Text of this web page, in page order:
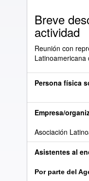
Breve
actividad
Reunión con
Latinoamericana
Persona física
Empresa/
Asociación
Asistentes al
Por parte del